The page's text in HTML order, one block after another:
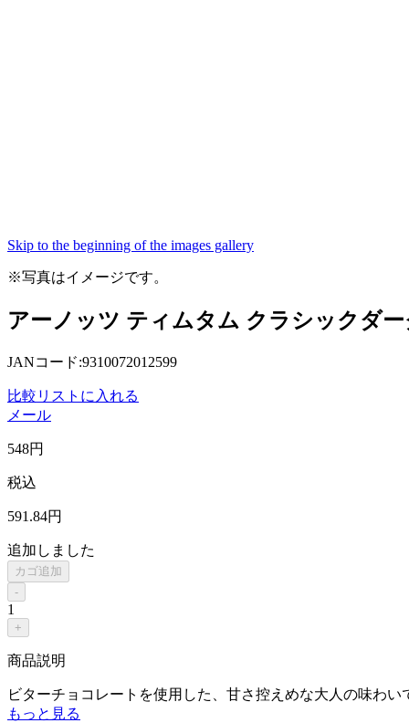
Skip to the beginning of the images gallery
※写真はイメージです。
アーノッツ ティムタム クラシックダー
JANコード:9310072012599
比較リストに入れる
メール
548円
税込
591 .84円
追加しました
カゴ追加
-
1
+
商品説明
ビターチョコレートを使用した、甘さ控えめな大人の味わい
もっと見る